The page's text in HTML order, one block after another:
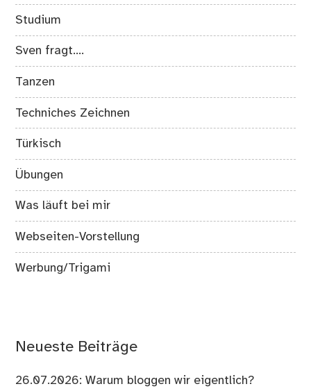
Studium
Sven fragt….
Tanzen
Techniches Zeichnen
Türkisch
Übungen
Was läuft bei mir
Webseiten-Vorstellung
Werbung/Trigami
Neueste Beiträge
26.07.2026: Warum bloggen wir eigentlich?